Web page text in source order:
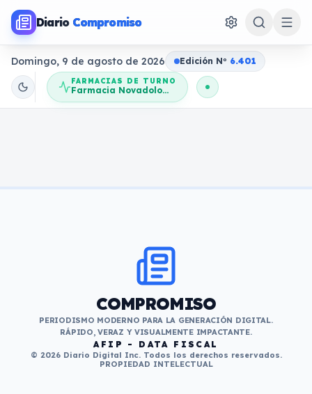
Diario Compromiso
Domingo, 9 de agosto de 2026 Edición No 6.401
FARMACIAS DE TURNO
Farmacia Novadolores
COMPROMISO
PERIODISMO MODERNO PARA LA GENERACIÓN DIGITAL.
RÁPIDO, VERAZ Y VISUALMENTE IMPACTANTE.
AFIP - DATA FISCAL
© 2026 Diario Digital Inc. Todos los derechos reservados.
PROPIEDAD INTELECTUAL